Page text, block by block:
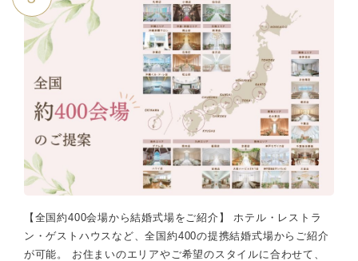
【全国約400会場から結婚式場をご紹介】 ホテル・レストラ
ン・ゲストハウスなど、全国約400の提携結婚式場からご紹介
が可能。 お住まいのエリアやご希望のスタイルに合わせて、